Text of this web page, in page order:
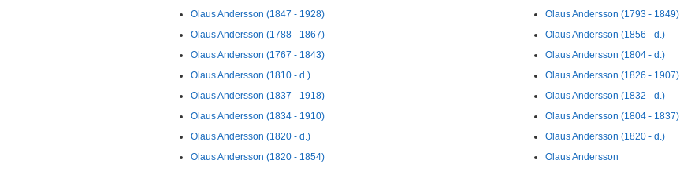
Olaus Andersson (1847 - 1928)
Olaus Andersson (1788 - 1867)
Olaus Andersson (1767 - 1843)
Olaus Andersson (1810 - d.)
Olaus Andersson (1837 - 1918)
Olaus Andersson (1834 - 1910)
Olaus Andersson (1820 - d.)
Olaus Andersson (1820 - 1854)
Olaus Andersson (1793 - 1849)
Olaus Andersson (1856 - d.)
Olaus Andersson (1804 - d.)
Olaus Andersson (1826 - 1907)
Olaus Andersson (1832 - d.)
Olaus Andersson (1804 - 1837)
Olaus Andersson (1820 - d.)
Olaus Andersson